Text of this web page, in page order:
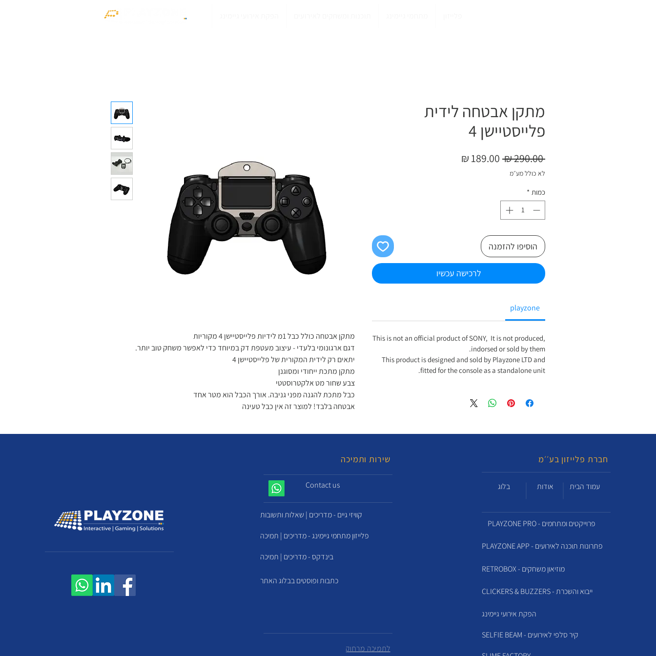
מתקן אבטחה כולל כבל 1מ לידיות פלייסטיישן 4 מקוריות
דגם ארגונומי בלעדי - עיצוב מעטפת דק במיוחד כדי לאפשר משחק טוב יותר.
יתאים רק לידית המקורית של פלייסטיישן 4
מתקן מתכת ייחודי ומסוגנן
צבע שחור מט אלקטרוסטטי
כבל מתכת להגנה מפני גניבה. אורך הכבל הוא מטר אחד
אבטחה בלבד! למוצר זה אין כבל טעינה
מתקן אבטחה לידית
פלייסטיישן 4
‏290.00 ‏₪
מחיר
לא כולל מע״מ
כמות *
הוסיפו להזמנה
לרכישה עכשיו
playzone
This is not an official product of SONY, It is not produced,
indorsed or sold by them.
This product is designed and sold by Playzone LTD and
fitted for the console as a standalone unit.
שירות ותמיכה
Contact us
קוויזי גיים - מדריכים | שאלות ותשובות
פלייזון מתחמי גיימינג - מדריכים | תמיכה
בינדקס - מדריכים | תמיכה
כתבות ופוסטים בבלוג האתר
לתמיכה מרחוק
חברת פלייזון בע׳׳מ
עמוד הבית אודות בלוג
PLAYZONE PRO - פרוייקטים ומתחמים
PLAYZONE APP - פתרונות תוכנה לאירועים
RETROBOX - מוזיאון משחקים
CLICKERS & BUZZERS - ייבוא והשכרת
הפקת אירועי גיימינג
SELFIE BEAM - קיר סלפי לאירועים